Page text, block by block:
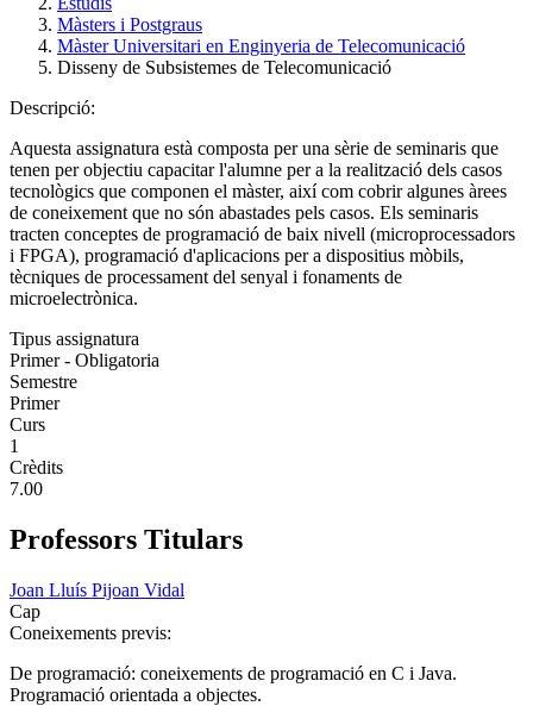
Màsters i Postgraus
Màster Universitari en Enginyeria de Telecomunicació
Disseny de Subsistemes de Telecomunicació
Descripció:
Aquesta assignatura està composta per una sèrie de seminaris que
tenen per objectiu capacitar l'alumne per a la realització dels casos
tecnològics que componen el màster, així com cobrir algunes àrees
de coneixement que no són abastades pels casos. Els seminaris
tracten conceptes de programació de baix nivell (microprocessadors
i FPGA), programació d'aplicacions per a dispositius mòbils,
tècniques de processament del senyal i fonaments de
microelectrònica.
Tipus assignatura
Primer - Obligatoria
Semestre
Primer
Curs
1
Crèdits
7.00
Professors Titulars
Joan Lluís Pijoan Vidal
Cap
Coneixements previs:
De programació: coneixements de programació en C i Java.
Programació orientada a objectes.